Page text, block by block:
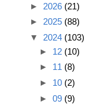
► 2026 (21)
► 2025 (88)
▼ 2024 (103)
► 12 (10)
► 11 (8)
► 10 (2)
► 09 (9)